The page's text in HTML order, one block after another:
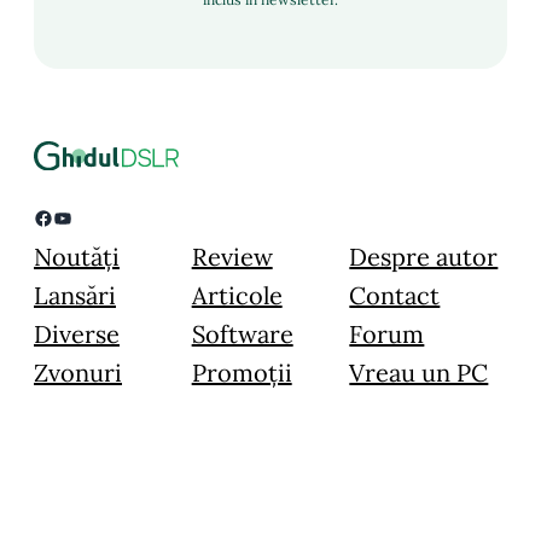
Facebook YouTube
Noutăți
Lansări
Diverse
Zvonuri
Review
Articole
Software
Promoții
Despre autor
Contact
Forum
Vreau un PC